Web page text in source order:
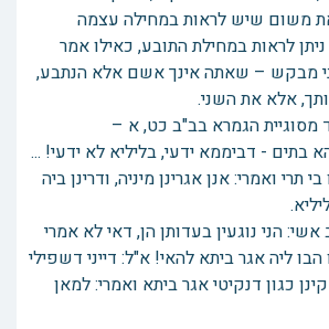
משום שיש לראות במחילה עצמה
לראות במחילת התובע, כאילו אמר
מבקש – שאתה אינך אשם אלא הנתבע,
אלא את השני.
מסוגיית הגמרא בב"ב כט, א –
בתים - דביממא ידעי, בליליא לא ידעי! ...
תרי ואמרי: אנן אגרינן מיניה, ודרינן ביה
הני נוגעין בעדותן הן, דאי לא אמרי
הבו ליה אגר ביתא להאי! א"ל: דייני דשפילי
כגון דנקיטי אגר ביתא ואמרי: למאן